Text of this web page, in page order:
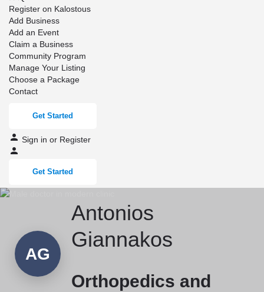
Register on Kalostous
Add Business
Add an Event
Claim a Business
Community Program
Manage Your Listing
Choose a Package
Contact
Get Started
Sign in or Register
Get Started
AG
Antonios
Giannakos
Orthopedics and